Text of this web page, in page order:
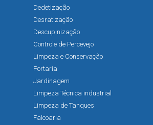
Dedetização
Desratização
Descupinização
Controle de Percevejo
Limpeza e Conservação
Portaria
Jardinagem
Limpeza Técnica industrial
Limpeza de Tanques
Falcoaria